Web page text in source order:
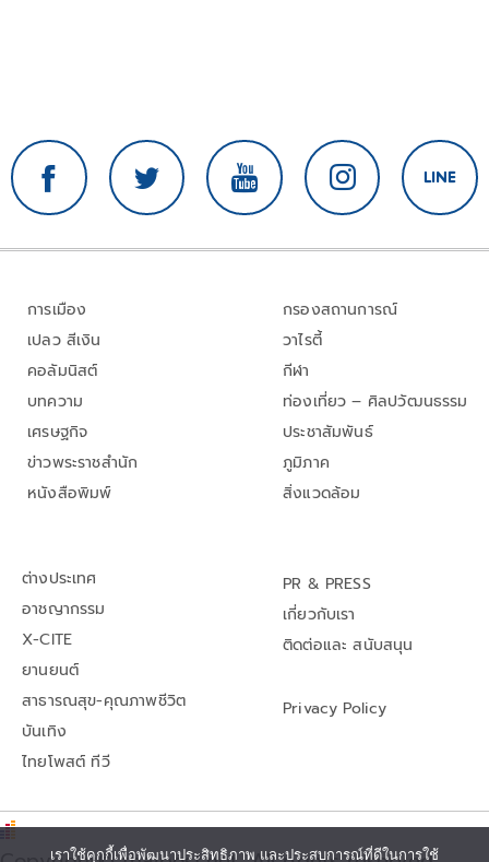
การเมือง
เปลว สีเงิน
คอลัมนิสต์
บทความ
เศรษฐกิจ
ข่าวพระราชสำนัก
หนังสือพิมพ์
กรองสถานการณ์
วาไรตี้
กีฬา
ท่องเที่ยว – ศิลปวัฒนธรรม
ประชาสัมพันธ์
ภูมิภาค
สิ่งแวดล้อม
ต่างประเทศ
อาชญากรรม
X-CITE
ยานยนต์
สาธารณสุข-คุณภาพชีวิต
บันเทิง
ไทยโพสต์ ทีวี
PR & PRESS
เกี่ยวกับเรา
ติดต่อและ สนับสนุน
Privacy Policy
เราใช้คุกกี้เพื่อพัฒนาประสิทธิภาพ และประสบการณ์ที่ดีในการใช้